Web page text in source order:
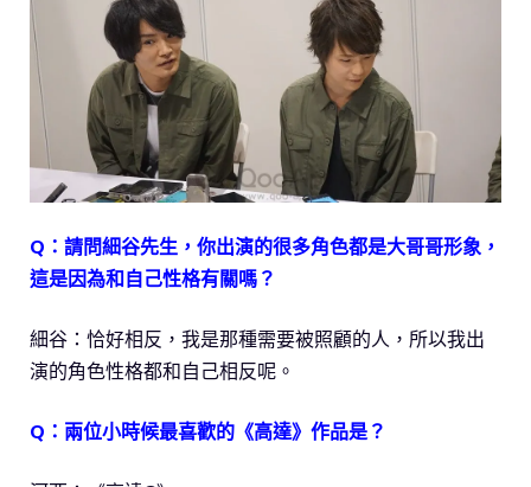
Q：請問細谷先生，你出演的很多角色都是大哥哥形象，
這是因為和自己性格有關嗎？
細谷：恰好相反，我是那種需要被照顧的人，所以我出
演的角色性格都和自己相反呢。
Q：兩位小時候最喜歡的《高達》作品是？